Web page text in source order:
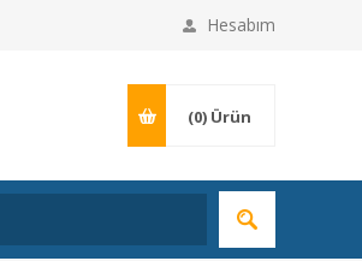
Hesabım
(0) Ürün